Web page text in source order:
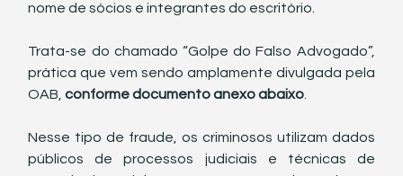
nome de sócios e integrantes do escritório.
Trata-se do chamado “Golpe do Falso Advogado”,
prática que vem sendo amplamente divulgada pela
OAB, conforme documento anexo abaixo
Nesse tipo de fraude, os criminosos utilizam dados
públicos de processos judiciais e técnicas de